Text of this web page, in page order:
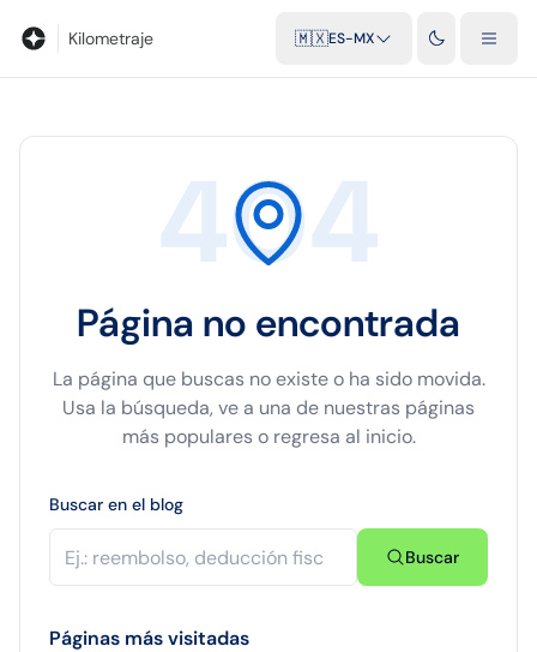
Kilometraje 🇲🇽ES-MX
404
Página no encontrada
La página que buscas no existe o ha sido movida.
Usa la búsqueda, ve a una de nuestras páginas
más populares o regresa al inicio.
Buscar en el blog
Buscar
Páginas más visitadas